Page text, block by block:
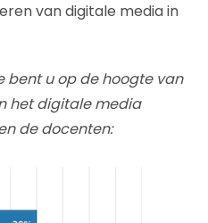
van digitale media in
bent u op de hoogte van
het digitale media
de docenten: